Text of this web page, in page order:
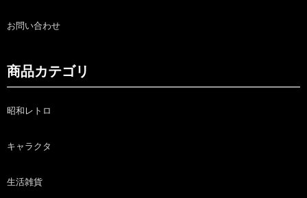
お問い合わせ
商品カテゴリ
昭和レトロ
キャラクタ
生活雑貨